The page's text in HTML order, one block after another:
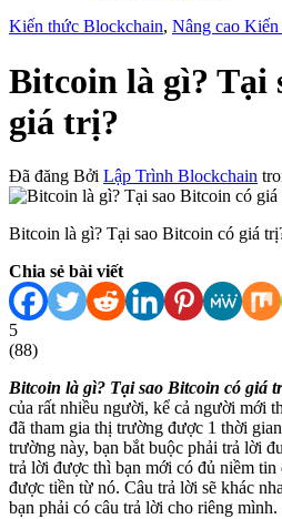
Kiến thức Blockchain, Nâng cao
Bitcoin là gì? Tại
giá trị?
Đã đăng Bởi Lập Trình Blockchain
Bitcoin là gì? Tại sao Bitcoin có giá
Chia sẻ bài viết
5
(88)
Bitcoin là gì? Tại sao Bitcoin có giá
của rất nhiều người, kể cả người mới
đã tham gia thị trường được 1 thời
trường này, bạn bắt buộc phải trả lời
trả lời được thì bạn mới có đủ niềm
được tiền từ nó. Câu trả lời sẽ khác
bạn phải có câu trả lời cho riêng mình.